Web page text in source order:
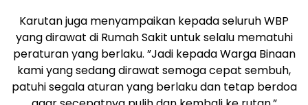
Karutan juga menyampaikan kepada seluruh WBP
yang dirawat di Rumah Sakit untuk selalu mematuhi
peraturan yang berlaku. ”Jadi kepada Warga Binaan
kami yang sedang dirawat semoga cepat sembuh,
patuhi segala aturan yang berlaku dan tetap berdoa